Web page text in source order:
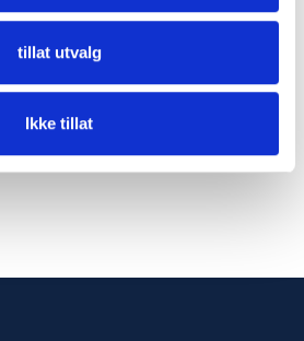
tillat utvalg
Ikke tillat